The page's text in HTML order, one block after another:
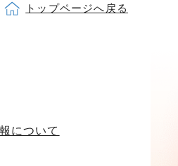
トップページへ戻る
について